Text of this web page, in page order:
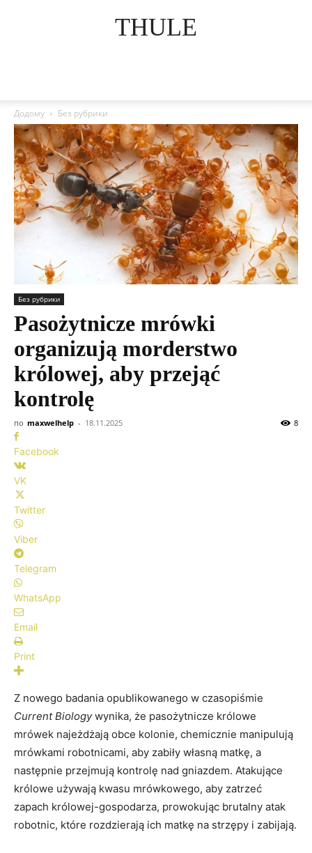
THULE
Додому Без рубрики
Без рубрики
Pasożytnicze mrówki
organizują morderstwo
królowej, aby przejąć
kontrolę
по maxwelhelp - 18.11.2025 8
Facebook
VK
Twitter
Viber
Telegram
WhatsApp
Email
Print
Z nowego badania opublikowanego w czasopiśmie
Current Biologywynika, że pasożytnicze królowe
mrówek najeżdżają obce kolonie, chemicznie manipulują
mrówkami robotnicami, aby zabiły własną matkę, a
następnie przejmują kontrolę nad gniazdem. Atakujące
królowe używają kwasu mrówkowego, aby zatrzeć
zapach królowej-gospodarza, prowokując brutalny atak
robotnic, które rozdzierają ich matkę na strzępy i zabijają.